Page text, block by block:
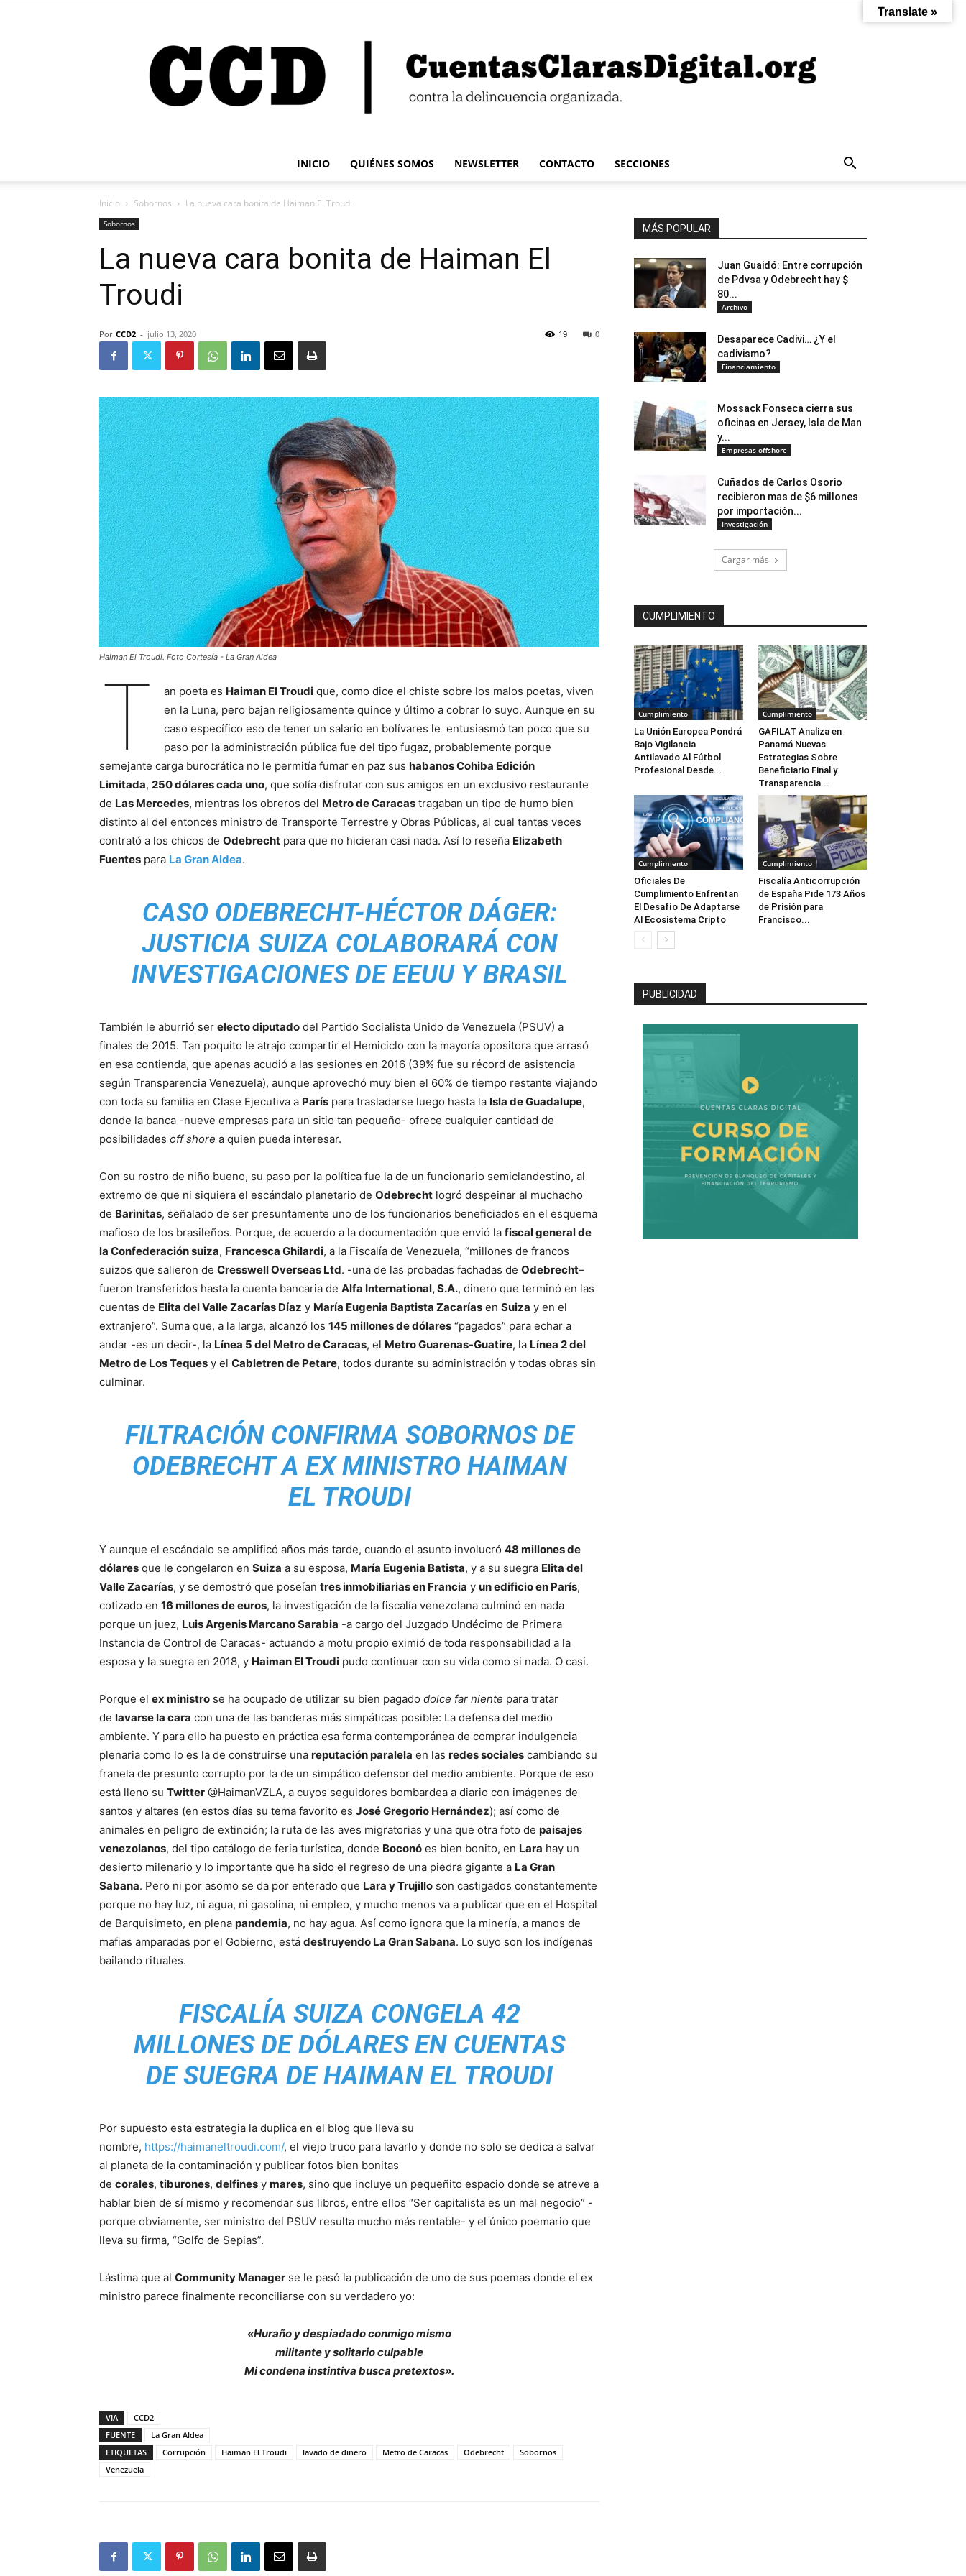
INICIO QUIÉNES SOMOS NEWSLETTER CONTACTO SECCIONES
Inicio Sobornos La nueva cara bonita de Haiman El Troudi
Sobornos
La nueva cara bonita de Haiman El
Troudi
Por CCD2 - julio 13, 2020 0
19
Haiman El Troudi. Foto Cortesía - La Gran Aldea
T an poeta es Haiman El Troudique, como dice el chiste sobre los malos poetas, viven
en la Luna, pero bajan religiosamente quince y último a cobrar lo suyo. Aunque en su
caso específico eso de tener un salario en bolívares le entusiasmó tan poco que su
paso por la administración pública fue del tipo fugaz, probablemente porque
semejante carga burocrática no le permitía fumar en paz sus habanos Cohiba Edición
Limitada, 250 dólares cada uno, que solía disfrutar con sus amigos en un exclusivo restaurante
de Las Mercedes, mientras los obreros del Metro de Caracas tragaban un tipo de humo bien
distinto al del entonces ministro de Transporte Terrestre y Obras Públicas, al cual tantas veces
contrató a los chicos de Odebrecht para que no hicieran casi nada. Así lo reseña Elizabeth
Fuentes para La Gran Aldea.
CASO ODEBRECHT-HÉCTOR DÁGER:
JUSTICIA SUIZA COLABORARÁ CON
INVESTIGACIONES DE EEUU Y BRASIL
También le aburrió ser electo diputado del Partido Socialista Unido de Venezuela (PSUV) a
finales de 2015. Tan poquito le atrajo compartir el Hemiciclo con la mayoría opositora que arrasó
en esa contienda, que apenas acudió a las sesiones en 2016 (39% fue su récord de asistencia
según Transparencia Venezuela), aunque aprovechó muy bien el 60% de tiempo restante viajando
con toda su familia en Clase Ejecutiva a París para trasladarse luego hasta la Isla de Guadalupe,
donde la banca -nueve empresas para un sitio tan pequeño- ofrece cualquier cantidad de
posibilidades off shore a quien pueda interesar.
Con su rostro de niño bueno, su paso por la política fue la de un funcionario semiclandestino, al
extremo de que ni siquiera el escándalo planetario de Odebrecht logró despeinar al muchacho
de Barinitas, señalado de ser presuntamente uno de los funcionarios beneficiados en el esquema
mafioso de los brasileños. Porque, de acuerdo a la documentación que envió la fiscal general de
la Confederación suiza, Francesca Ghilardi, a la Fiscalía de Venezuela, “millones de francos
suizos que salieron de Cresswell Overseas Ltd. -una de las probadas fachadas de Odebrecht–
fueron transferidos hasta la cuenta bancaria de Alfa International, S.A., dinero que terminó en las
cuentas de Elita del Valle Zacarías Díaz y María Eugenia Baptista Zacarías en Suiza y en el
extranjero”. Suma que, a la larga, alcanzó los 145 millones de dólares “pagados” para echar a
andar -es un decir-, la Línea 5 del Metro de Caracas, el Metro Guarenas-Guatire, la Línea 2 del
Metro de Los Teques y el Cabletren de Petare, todos durante su administración y todas obras sin
culminar.
FILTRACIÓN CONFIRMA SOBORNOS DE
ODEBRECHT A EX MINISTRO HAIMAN
EL TROUDI
Y aunque el escándalo se amplificó años más tarde, cuando el asunto involucró 48 millones de
dólares que le congelaron en Suiza a su esposa, María Eugenia Batista, y a su suegra Elita del
Valle Zacarías, y se demostró que poseían tres inmobiliarias en Francia y un edificio en París,
cotizado en 16 millones de euros, la investigación de la fiscalía venezolana culminó en nada
porque un juez, Luis Argenis Marcano Sarabia -a cargo del Juzgado Undécimo de Primera
Instancia de Control de Caracas- actuando a motu propio eximió de toda responsabilidad a la
esposa y la suegra en 2018, y Haiman El Troudi pudo continuar con su vida como si nada. O casi.
Porque el ex ministro se ha ocupado de utilizar su bien pagado dolce far niente para tratar
de lavarse la cara con una de las banderas más simpáticas posible: La defensa del medio
ambiente. Y para ello ha puesto en práctica esa forma contemporánea de comprar indulgencia
plenaria como lo es la de construirse una reputación paralela en las redes sociales cambiando su
franela de presunto corrupto por la de un simpático defensor del medio ambiente. Porque de eso
está lleno su Twitter @HaimanVZLA, a cuyos seguidores bombardea a diario con imágenes de
santos y altares (en estos días su tema favorito es José Gregorio Hernández); así como de
animales en peligro de extinción; la ruta de las aves migratorias y una que otra foto de paisajes
venezolanos, del tipo catálogo de feria turística, donde Boconó es bien bonito, en Lara hay un
desierto milenario y lo importante que ha sido el regreso de una piedra gigante a La Gran
Sabana. Pero ni por asomo se da por enterado que Lara y Trujillo son castigados constantemente
porque no hay luz, ni agua, ni gasolina, ni empleo, y mucho menos va a publicar que en el Hospital
de Barquisimeto, en plena pandemia, no hay agua. Así como ignora que la minería, a manos de
mafias amparadas por el Gobierno, está destruyendo La Gran Sabana. Lo suyo son los indígenas
bailando rituales.
FISCALÍA SUIZA CONGELA 42
MILLONES DE DÓLARES EN CUENTAS
DE SUEGRA DE HAIMAN EL TROUDI
Por supuesto esta estrategia la duplica en el blog que lleva su
nombre, https://haimaneltroudi.com/, el viejo truco para lavarlo y donde no solo se dedica a salvar
al planeta de la contaminación y publicar fotos bien bonitas
de corales, tiburones, delfines y mares, sino que incluye un pequeñito espacio donde se atreve a
hablar bien de sí mismo y recomendar sus libros, entre ellos “Ser capitalista es un mal negocio” -
porque obviamente, ser ministro del PSUV resulta mucho más rentable- y el único poemario que
lleva su firma, “Golfo de Sepias”.
Lástima que al Community Manager se le pasó la publicación de uno de sus poemas donde el ex
ministro parece finalmente reconciliarse con su verdadero yo:
«Huraño y despiadado conmigo mismo
militante y solitario culpable
Mi condena instintiva busca pretextos».
VIA
CCD2
FUENTE
La Gran Aldea
ETIQUETAS
Corrupción Haiman El Troudi lavado de dinero Metro de Caracas Odebrecht
Sobornos
Venezuela
MÁS POPULAR
Juan Guaidó: Entre corrupción
de Pdvsa y Odebrecht hay $
80...
Archivo
Desaparece Cadivi… ¿Y el
cadivismo?
Financiamiento
Mossack Fonseca cierra sus
oficinas en Jersey, Isla de Man
y...
Empresas offshore
Cuñados de Carlos Osorio
recibieron mas de $6 millones
por importación...
Investigación
Cargar más
CUMPLIMIENTO
Cumplimiento
La Unión Europea Pondrá
Bajo Vigilancia
Antilavado Al Fútbol
Profesional Desde...
Cumplimiento
GAFILAT Analiza en
Panamá Nuevas
Estrategias Sobre
Beneficiario Final y
Transparencia...
Cumplimiento
Oficiales De
Cumplimiento Enfrentan
El Desafío De Adaptarse
Al Ecosistema Cripto
Cumplimiento
Fiscalía Anticorrupción
de España Pide 173 Años
de Prisión para
Francisco...
PUBLICIDAD
Translate »